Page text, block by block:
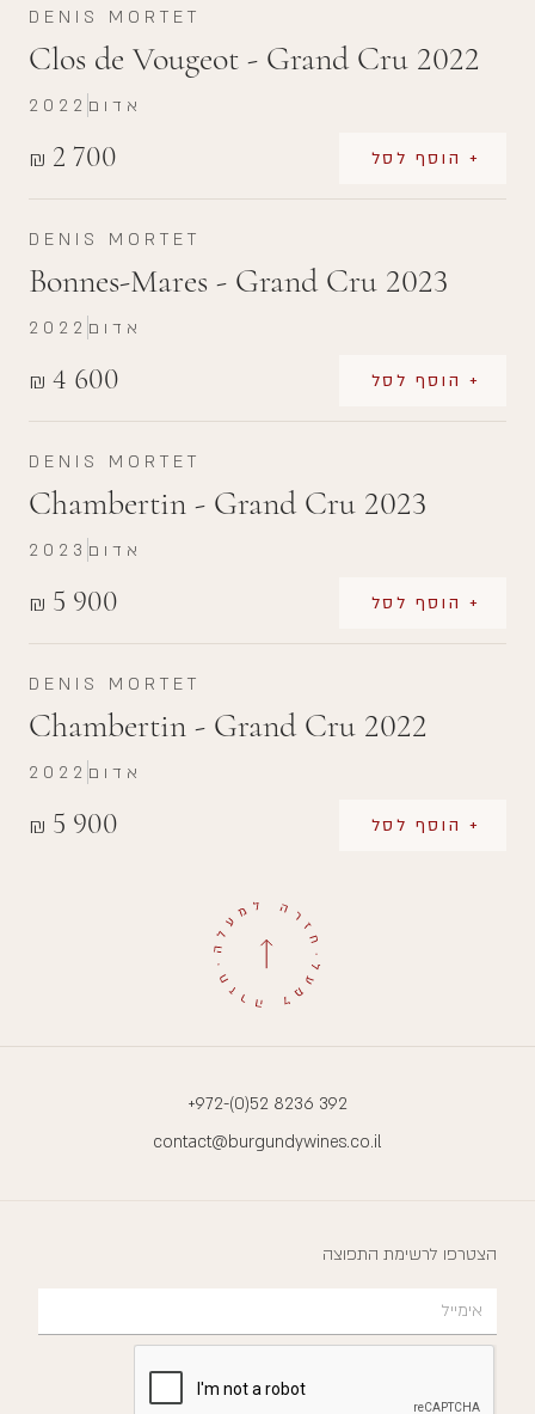
DENIS MORTET
Clos de Vougeot - Grand Cru 2022
₪ 2 700 + הוסף לסל
2022 אדום
DENIS MORTET
Bonnes-Mares - Grand Cru 2023
₪ 4 600 + הוסף לסל
2022 אדום
DENIS MORTET
Chambertin - Grand Cru 2023
₪ 5 900 + הוסף לסל
2023 אדום
DENIS MORTET
Chambertin - Grand Cru 2022
₪ 5 900 + הוסף לסל
2022 אדום
+972-(0)52 8236 392
contact@burgundywines.co.il
הצטרפו לרשימת התפוצה